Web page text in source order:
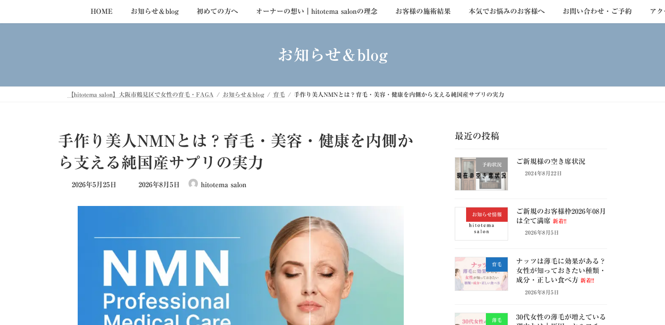
キ
に
HOME お知らせ＆blog 初めての方へ オーナーの想い｜hitotema salonの理念 お客様の施術結果 本気でお悩みのお客様へ お問い合わせ・ご予約 ア
お知らせ＆blog
【hitotema salon】大阪市鶴見区で女性の育毛・FAGA お知らせ＆blog 育毛 手作り美人NMNとは？育毛・美容・健康を内側から支える純国産サプリの実力
手作り美人NMNとは？育毛・美容・健康を内側か
ら支える純国産サプリの実力
2026年5月25日
最
2026年8月5日 hitotema salon
最近の投稿
予約状況 ご新規様の空き席状況
2024年8月22日
お知らせ情報
ご新規のお客様枠2026年08月
は全て満席 新着!!
2026年8月5日
育毛
ナッツは薄毛に効果がある？
女性が知っておきたい種類・
成分・正しい食べ方 新着!!
2026年8月5日
薄毛
30代女性の薄毛が増えている